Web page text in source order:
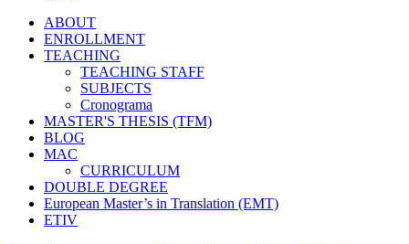
ABOUT
ENROLLMENT
TEACHING
TEACHING STAFF
SUBJECTS
Cronograma
MASTER'S THESIS (TFM)
BLOG
MAC
CURRICULUM
DOUBLE DEGREE
European Master’s in Translation (EMT)
ETIV